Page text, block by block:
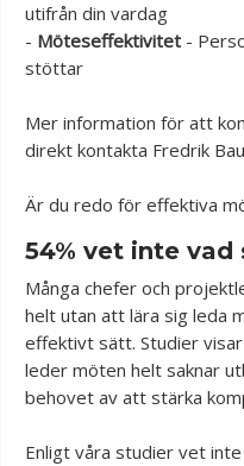
utifrån din vardag
- Möteseffektivitet -
stöttar
Mer information för att
direkt kontakta Fredrik
Är du redo för effektiva
54% vet inte
Många chefer och
helt utan att lära sig leda
effektivt sätt. Studier
leder möten helt saknar
behovet av att stärka
Enligt våra studier vet